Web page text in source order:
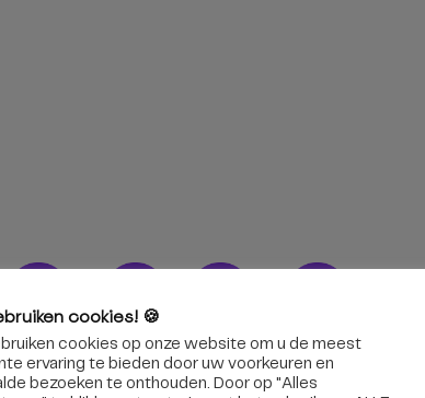
Radio & TV
cookies! 🍪
cookies op onze website om u de meest
ervaring te bieden door uw voorkeuren en
bezoeken te onthouden. Door op "Alles